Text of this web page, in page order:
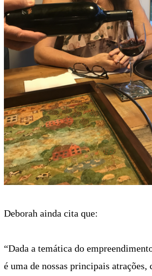
Deborah ainda cita que:
“Dada a temática do
é uma de nossas principais